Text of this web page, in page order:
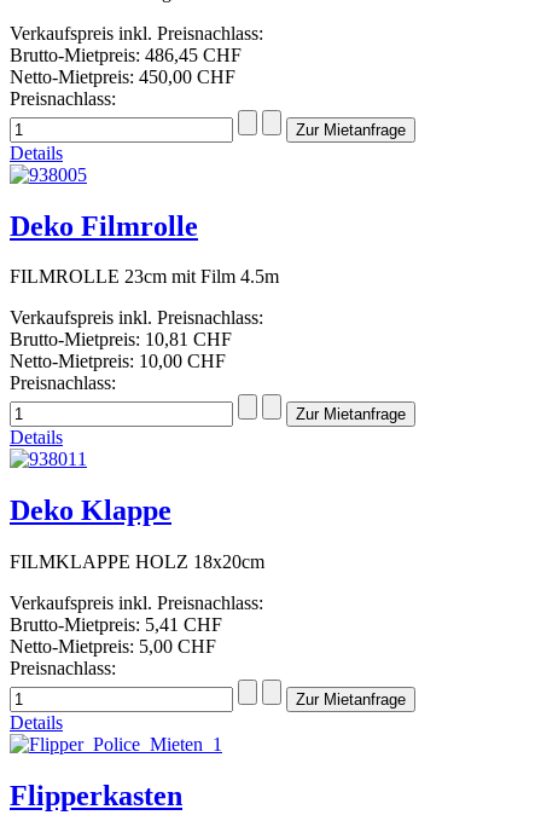
Verkaufspreis inkl. Preisnachlass:
Brutto-Mietpreis: 486,45 CHF
Netto-Mietpreis: 450,00 CHF
Preisnachlass:
Details
Deko Filmrolle
FILMROLLE 23cm mit Film 4.5m
Verkaufspreis inkl. Preisnachlass:
Brutto-Mietpreis: 10,81 CHF
Netto-Mietpreis: 10,00 CHF
Preisnachlass:
Details
Deko Klappe
FILMKLAPPE HOLZ 18x20cm
Verkaufspreis inkl. Preisnachlass:
Brutto-Mietpreis: 5,41 CHF
Netto-Mietpreis: 5,00 CHF
Preisnachlass:
Details
Flipperkasten